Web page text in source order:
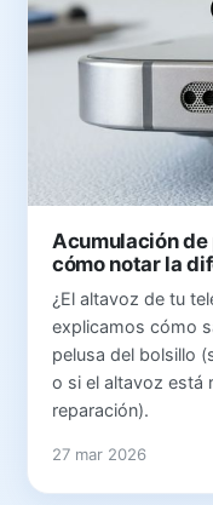
Acumulación
cómo notar la
¿El altavoz de tu
explicamos cómo
pelusa del bolsillo
o si el altavoz está
reparación).
27 mar 2026